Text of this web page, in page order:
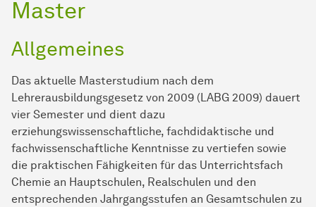
Master
Allgemeines
Das aktuelle Masterstudium nach dem
Lehrerausbildungsgesetz von 2009 (LABG 2009) dauert
vier Semester und dient dazu
erziehungswissenschaftliche, fachdidaktische und
fachwissenschaftliche Kenntnisse zu vertiefen sowie
die praktischen Fähigkeiten für das Unterrichtsfach
Chemie an Hauptschulen, Realschulen und den
entsprechenden Jahrgangsstufen an Gesamtschulen zu